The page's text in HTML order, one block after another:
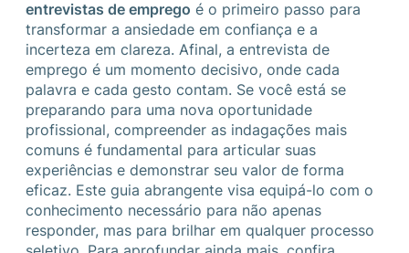
entrevistas de emprego é o primeiro passo para
transformar a ansiedade em confiança e a
incerteza em clareza. Afinal, a entrevista de
emprego é um momento decisivo, onde cada
palavra e cada gesto contam. Se você está se
preparando para uma nova oportunidade
profissional, compreender as indagações mais
comuns é fundamental para articular suas
experiências e demonstrar seu valor de forma
eficaz. Este guia abrangente visa equipá-lo com o
conhecimento necessário para não apenas
responder, mas para brilhar em qualquer processo